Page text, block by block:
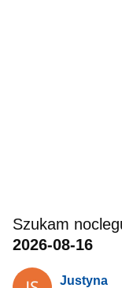
Szukam
2026-08-16
Justyna